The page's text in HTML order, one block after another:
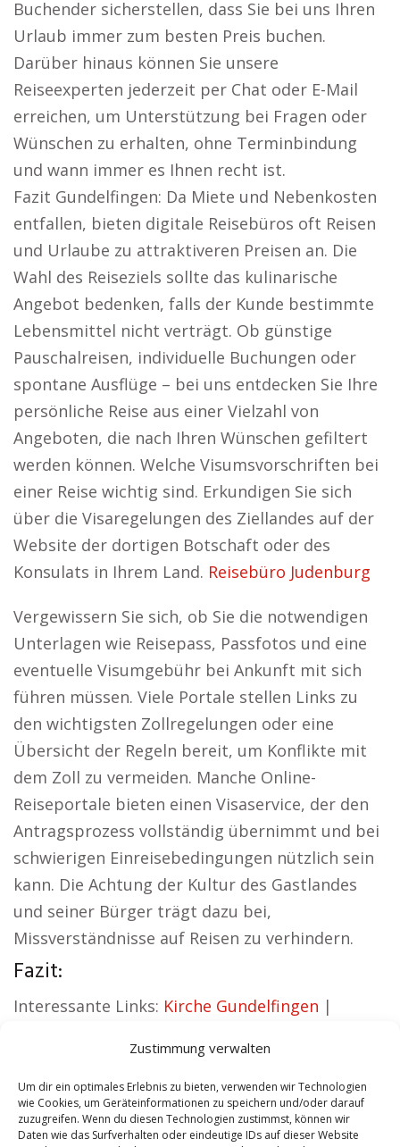
Zustimmung verwalten
Um dir ein optimales Erlebnis zu bieten, verwenden wir Technologien
wie Cookies, um Geräteinformationen zu speichern und/oder darauf
zuzugreifen. Wenn du diesen Technologien zustimmst, können wir
Daten wie das Surfverhalten oder eindeutige IDs auf dieser Website
Buchender sicherstellen, dass Sie bei uns Ihren
Urlaub immer zum besten Preis buchen.
Darüber hinaus können Sie unsere
Reiseexperten jederzeit per Chat oder E-Mail
erreichen, um Unterstützung bei Fragen oder
Wünschen zu erhalten, ohne Terminbindung
und wann immer es Ihnen recht ist.
Fazit Gundelfingen: Da Miete und Nebenkosten
entfallen, bieten digitale Reisebüros oft Reisen
und Urlaube zu attraktiveren Preisen an. Die
Wahl des Reiseziels sollte das kulinarische
Angebot bedenken, falls der Kunde bestimmte
Lebensmittel nicht verträgt. Ob günstige
Pauschalreisen, individuelle Buchungen oder
spontane Ausflüge – bei uns entdecken Sie Ihre
persönliche Reise aus einer Vielzahl von
Angeboten, die nach Ihren Wünschen gefiltert
werden können. Welche Visumsvorschriften bei
einer Reise wichtig sind. Erkundigen Sie sich
über die Visaregelungen des Ziellandes auf der
Website der dortigen Botschaft oder des
Konsulats in Ihrem Land. Reisebüro Judenburg
Vergewissern Sie sich, ob Sie die notwendigen
Unterlagen wie Reisepass, Passfotos und eine
eventuelle Visumgebühr bei Ankunft mit sich
führen müssen. Viele Portale stellen Links zu
den wichtigsten Zollregelungen oder eine
Übersicht der Regeln bereit, um Konflikte mit
dem Zoll zu vermeiden. Manche Online-
Reiseportale bieten einen Visaservice, der den
Antragsprozess vollständig übernimmt und bei
schwierigen Einreisebedingungen nützlich sein
kann. Die Achtung der Kultur des Gastlandes
und seiner Bürger trägt dazu bei,
Missverständnisse auf Reisen zu verhindern.
Fazit:
Interessante Links: Kirche Gundelfingen |
Sicherheitsdienst Gundelfingen|
Gundelfingen|Hundeschule Gundelfingen|
Schamane Gundelfingen